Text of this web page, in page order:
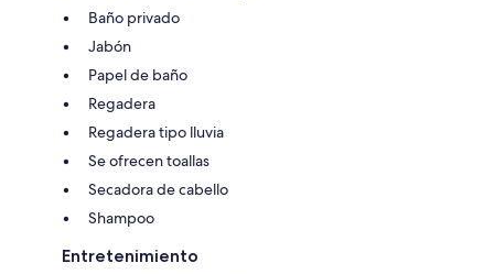
Baño privado
Jabón
Papel de baño
Regadera
Regadera tipo lluvia
Se ofrecen toallas
Secadora de cabello
Shampoo
Entretenimiento